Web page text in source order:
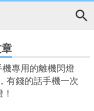
專用的離機閃燈
有錢的話手機一次